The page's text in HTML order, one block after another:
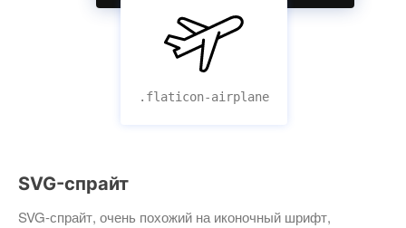
.flaticon-airplane
SVG-спрайт
SVG-спрайт, очень похожий на иконочный шрифт,